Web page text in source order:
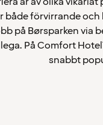
både förvirrande
på Børsparken via
På Comfort
snabbt